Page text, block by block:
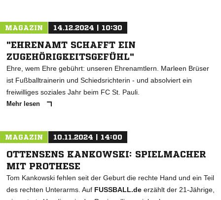
MAGAZIN 14.12.2024 | 10:30
"EHRENAMT SCHAFFT EIN
ZUGEHÖRIGKEITSGEFÜHL"
Ehre, wem Ehre gebührt: unseren Ehrenamtlern. Marleen Brüser
ist Fußballtrainerin und Schiedsrichterin - und absolviert ein
freiwilliges soziales Jahr beim FC St. Pauli.
Mehr lesen
MAGAZIN 10.11.2024 | 14:00
OTTENSENS KANKOWSKI: SPIELMACHER
MIT PROTHESE
Tom Kankowski fehlen seit der Geburt die rechte Hand und ein Teil
des rechten Unterarms. Auf FUSSBALL.de erzählt der 21-Jährige,